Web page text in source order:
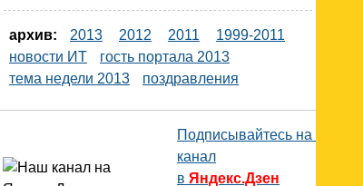
архив: 2013 2012 2011
1999-2011
новости ИТ
гость портала 2013
тема недели 2013
поздравления
Подписывайтесь на наш
канал
в Яндекс.Дзен